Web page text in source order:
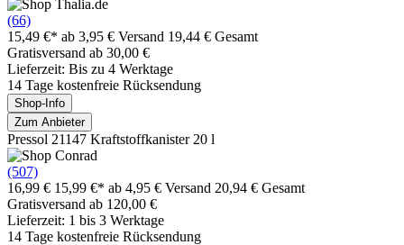
(66)
15,49 €* ab 3,95 € Versand 19,44 € Gesamt
Gratisversand ab 30,00 €
Lieferzeit: Bis zu 4 Werktage
14 Tage kostenfreie Rücksendung
Shop-Info
Zum Anbieter
Pressol 21147 Kraftstoffkanister 20 l
(507)
16,99 € 15,99 €* ab 4,95 € Versand 20,94 € Gesamt
Gratisversand ab 120,00 €
Lieferzeit: 1 bis 3 Werktage
14 Tage kostenfreie Rücksendung